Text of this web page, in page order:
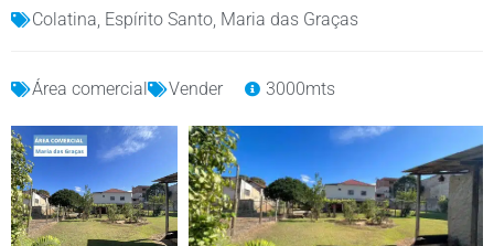
Colatina, Espírito Santo, Maria das Graças
Área comercial Vender 3000mts